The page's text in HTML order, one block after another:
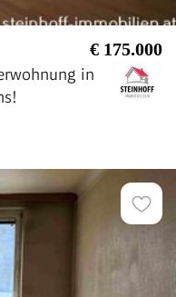
€ 175.000
in